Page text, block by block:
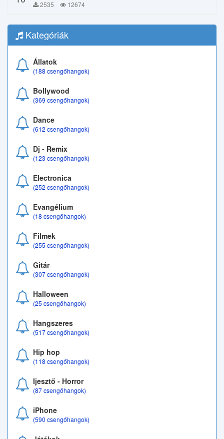
2535 12674
Kategóriák
Állatok
(188 csengőhangok)
Bollywood
(369 csengőhangok)
Dance
(612 csengőhangok)
Dj - Remix
(123 csengőhangok)
Electronica
(252 csengőhangok)
Evangélium
(18 csengőhangok)
Filmek
(255 csengőhangok)
Gitár
(307 csengőhangok)
Halloween
(25 csengőhangok)
Hangszeres
(517 csengőhangok)
Hip hop
(118 csengőhangok)
Ijesztő - Horror
(87 csengőhangok)
iPhone
(590 csengőhangok)